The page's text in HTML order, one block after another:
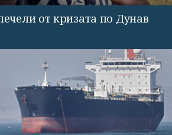
от кризата по Дунав